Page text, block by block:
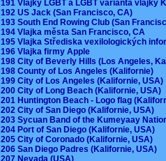
191 Vlajky LGBT a LGBT varianta vlajky
192 US Jack (San Francisco, CA)
193 South End Rowing Club (San
194 Vlajka města San Francisco, CA
195 Vlajka Střediska vexilologických
196 Vlajka firmy Apple
198 City of Beverly Hills (Los Angeles,
198 County of Los Angeles (Kalifornie)
199 City of Los Angeles (Kalifornie,
200 City of Long Beach (Kalifornie, USA)
201 Huntington Beach - Logo flag
202 City of San Diego (Kalifornie, USA)
203 Sycuan Band of the Kumeyaay
204 Port of San Diego (Kalifornie, USA)
205 City of Coronado (Kalifornie, USA)
206 San Diego Padres (Kalifornie, USA)
207 Nevada (USA)